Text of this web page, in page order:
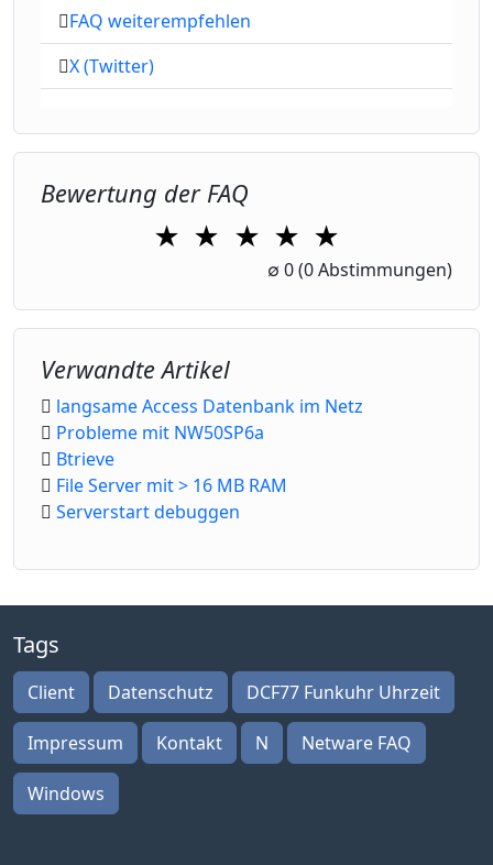
FAQ weiterempfehlen
X (Twitter)
Bewertung der FAQ
★ ★
2 Stars
★
3 Stars
★
4 Stars
★
5 Stars
∅ 0(0 Abstimmungen)
Verwandte Artikel
langsame Access Datenbank im Netz
Probleme mit NW50SP6a
Btrieve
File Server mit > 16 MB RAM
Serverstart debuggen
Tags
Client Datenschutz DCF77 Funkuhr Uhrzeit
Impressum Kontakt N Netware FAQ
Windows